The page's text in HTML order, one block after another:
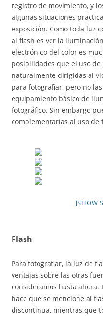
registro de movimiento, y
algunas situaciones
exposición. Como toda luz
al flash es ver la
electrónico del color es
posibilidades que el uso
naturalmente dirigidas al
para fotografiar, pero no
equipamiento básico de
fotográfico. Sin embargo
complementarias al uso de
[SHOW
Flash
Para fotografiar, la luz de
ventajas sobre las otras
consideramos hasta
hace que se mencione al
discontinua, mientras que